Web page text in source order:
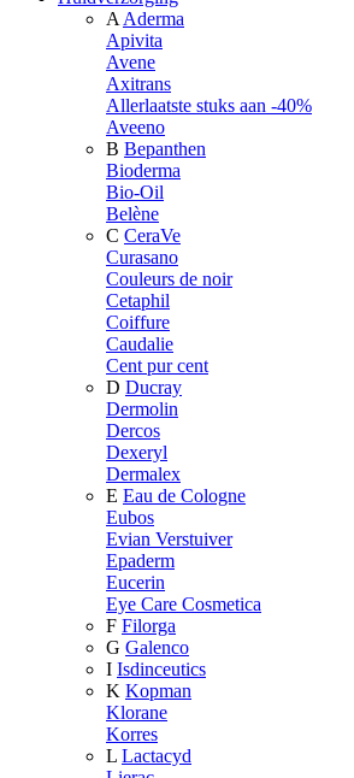
A Aderma
Apivita
Avene
Axitrans
Allerlaatste stuks aan -40%
Aveeno
B Bepanthen
Bioderma
Bio-Oil
Belène
C CeraVe
Curasano
Couleurs de noir
Cetaphil
Coiffure
Caudalie
Cent pur cent
D Ducray
Dermolin
Dercos
Dexeryl
Dermalex
E Eau de Cologne
Eubos
Evian Verstuiver
Epaderm
Eucerin
Eye Care Cosmetica
F Filorga
G Galenco
I Isdinceutics
K Kopman
Klorane
Korres
L Lactacyd